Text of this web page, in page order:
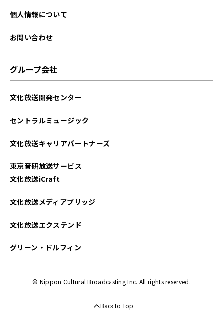
個人情報について
お問い合わせ
グループ会社
文化放送開発センター
セントラルミュージック
文化放送キャリアパートナーズ
東京音研放送サービス
文化放送iCraft
文化放送メディアブリッジ
文化放送エクステンド
グリーン・ドルフィン
© Nippon Cultural Broadcasting Inc. All rights reserved.
Back to Top